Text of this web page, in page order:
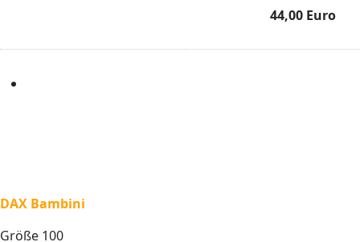
44,00 Euro
DAX Bambini
Größe 100